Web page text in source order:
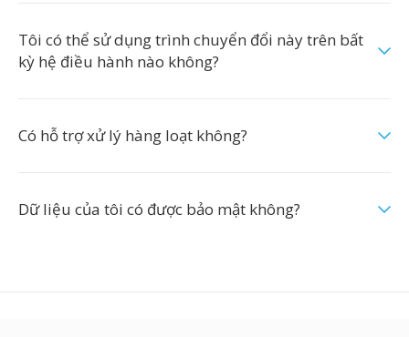
Tôi có thể sử dụng trình chuyển đổi này trên bất
kỳ hệ điều hành nào không?
Có hỗ trợ xử lý hàng loạt không?
Dữ liệu của tôi có được bảo mật không?